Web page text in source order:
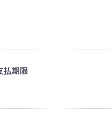
払期限